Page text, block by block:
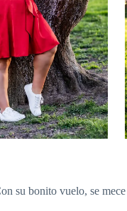
su bonito vuelo, se